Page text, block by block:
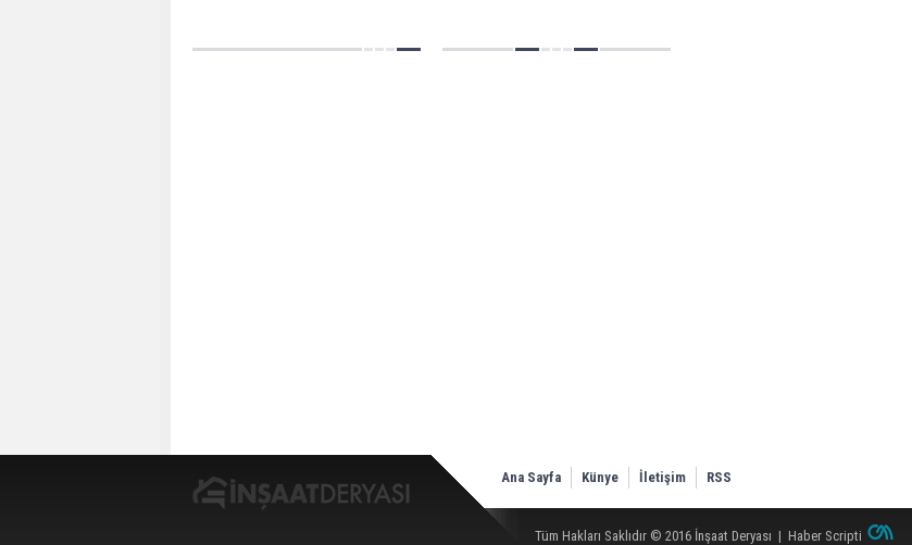
Ana Sayfa Künye İletişim RSS
Tüm Hakları Saklıdır © 2016 İnşaat Deryası | Haber Scripti